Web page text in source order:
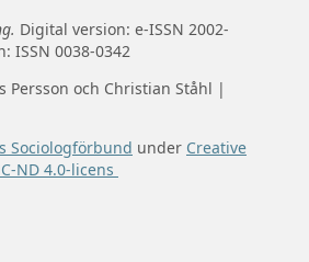
Digital version: e-ISSN 2002-
ISSN 0038-0342
Persson och Christian Ståhl |
Sociologförbund under Creative
ND 4.0-licens